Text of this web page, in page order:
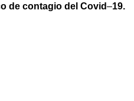
de contagio del Covid–19.